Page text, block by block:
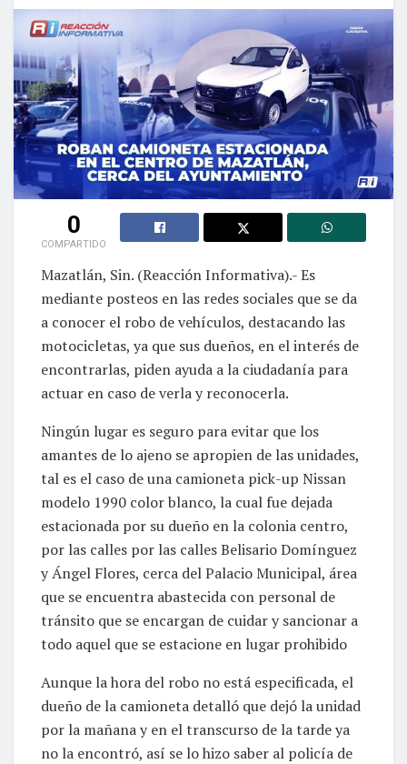
0
COMPARTIDO
Mazatlán, Sin. (Reacción Informativa).- Es
mediante posteos en las redes sociales que se da
a conocer el robo de vehículos, destacando las
motocicletas, ya que sus dueños, en el interés de
encontrarlas, piden ayuda a la ciudadanía para
actuar en caso de verla y reconocerla.
Ningún lugar es seguro para evitar que los
amantes de lo ajeno se apropien de las unidades,
tal es el caso de una camioneta pick-up Nissan
modelo 1990 color blanco, la cual fue dejada
estacionada por su dueño en la colonia centro,
por las calles por las calles Belisario Domínguez
y Ángel Flores, cerca del Palacio Municipal, área
que se encuentra abastecida con personal de
tránsito que se encargan de cuidar y sancionar a
todo aquel que se estacione en lugar prohibido
Aunque la hora del robo no está especificada, el
dueño de la camioneta detalló que dejó la unidad
por la mañana y en el transcurso de la tarde ya
no la encontró, así se lo hizo saber al policía de